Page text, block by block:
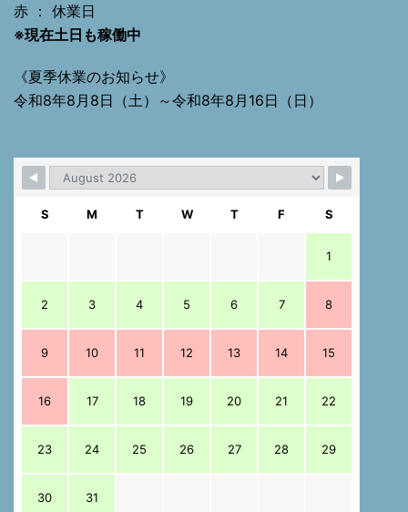
赤 ： 休業日
※現在土日も稼働中
《夏季休業のお知らせ》
令和8年8月8日（土）～令和8年8月16日（日）
S M T W T F S
1
2 3 4 5 6 7 8
9 10 11 12 13 14 15
16 17 18 19 20 21 22
23 24 25 26 27 28 29
30 31